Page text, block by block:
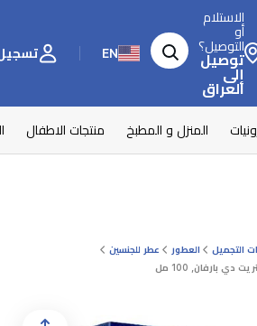
الاستلام
أو
التوصيل؟
توصيل
إلى
العراق
EN تسجيل
المنزل و المطبخ منتجات الاطفال
التجميل العطور
عطر للجنسين
بارفان, 100 مل